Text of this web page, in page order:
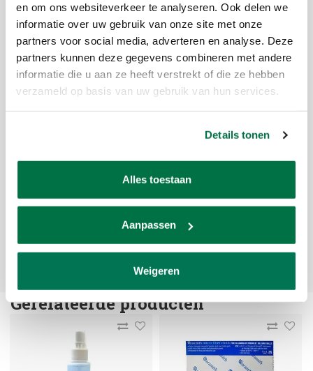
en om ons websiteverkeer te analyseren. Ook delen we
informatie over uw gebruik van onze site met onze
partners voor social media, adverteren en analyse. Deze
partners kunnen deze gegevens combineren met andere
informatie die u aan ze heeft verstrekt of die ze hebben
verzameld op basis van uw gebruik van hun services.
Details tonen
Alles toestaan
Aanpassen
Weigeren
Geschikt voor biljartballen van ± 57,2mm
geschikt voor 5 ballen
Uit Italia
Reviews
NOVEMBER 01, 2016 13:16
Je beoordeling toevoegen
Gerelateerde producten